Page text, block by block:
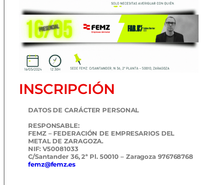
INSCRIPCIÓN
DATOS DE CARÁCTER PERSONAL
RESPONSABLE:
FEMZ – FEDERACIÓN DE EMPRESARIOS DEL
METAL DE ZARAGOZA.
NIF: V50081033
C/Santander 36, 2ª Pl. 50010 – Zaragoza 976768768
femz@femz.es